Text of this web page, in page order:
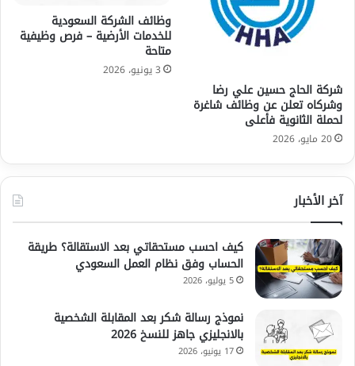
شركة الحاج حسين علي رضا
وشركاه تعلن عن وظائف شاغرة
لحملة الثانوية فأعلى
20 مايو، 2026
وظائف الشركة السعودية
للخدمات الأرضية – فرص وظيفية
متاحة
3 يونيو، 2026
آخر الأخبار
كيف احسب مستحقاتي بعد الاستقالة؟ طريقة
الحساب وفق نظام العمل السعودي
5 يوليو، 2026
نموذج رسالة شكر بعد المقابلة الشخصية
بالانجليزي جاهز للنسخ 2026
17 يونيو، 2026